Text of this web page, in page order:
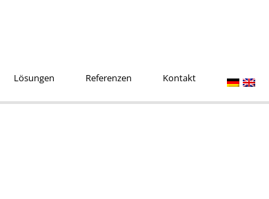
Lösungen Referenzen Kontakt